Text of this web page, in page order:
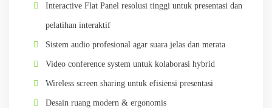
Interactive Flat Panel resolusi tinggi untuk presentasi dan
pelatihan interaktif
Sistem audio profesional agar suara jelas dan merata
Video conference system untuk kolaborasi hybrid
Wireless screen sharing untuk efisiensi presentasi
Desain ruang modern & ergonomis